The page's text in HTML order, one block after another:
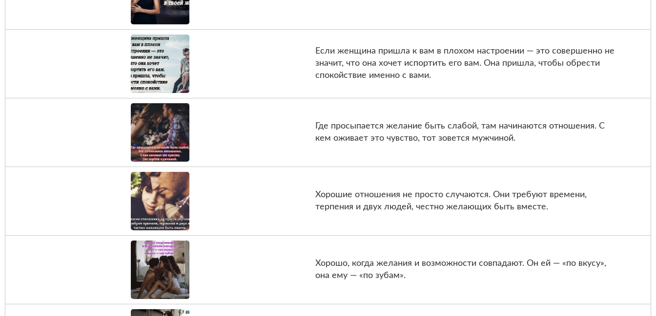
Если женщина пришла к вам в плохом настроении — это совершенно не
значит, что она хочет испортить его вам. Она пришла, чтобы обрести
спокойствие именно с вами.
Где просыпается желание быть слабой, там начинаются отношения. С
кем оживает это чувство, тот зовется мужчиной.
Хорошие отношения не просто случаются. Они требуют времени,
терпения и двух людей, честно желающих быть вместе.
Хорошо, когда желания и возможности совпадают. Он ей — «по вкусу»,
она ему — «по зубам».